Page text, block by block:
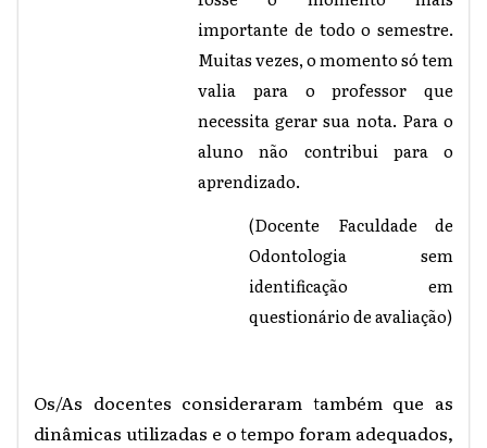
importante de todo o semestre.
Muitas vezes, o momento só tem
valia para o professor que
necessita gerar sua nota. Para o
aluno não contribui para o
aprendizado.
(Docente Faculdade de
Odontologia sem
identificação em
questionário de avaliação)
Os/As docentes consideraram também que as
dinâmicas utilizadas e o tempo foram adequados,